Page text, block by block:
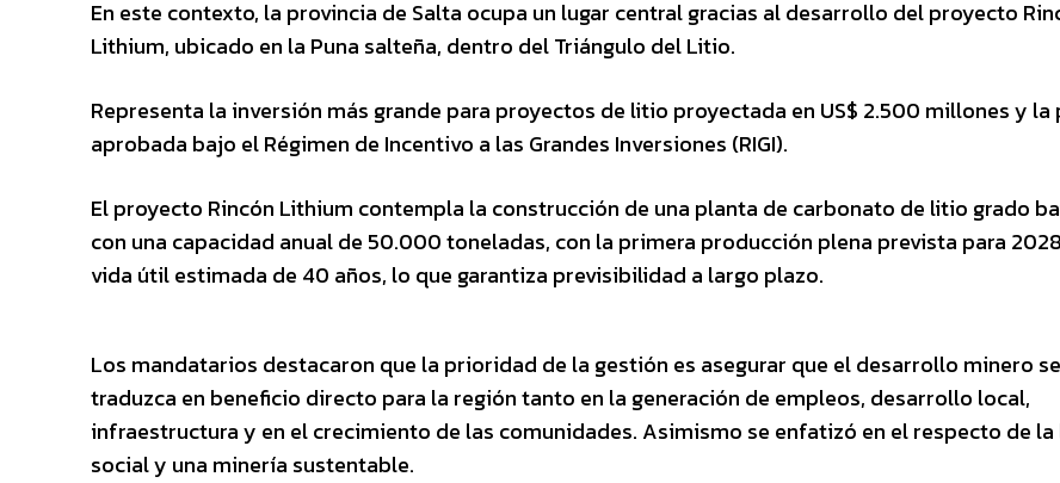
En este contexto, la provincia de Salta ocupa un lugar central gracias al desarrollo del proyecto
Lithium, ubicado en la Puna salteña, dentro del Triángulo del Litio.
Representa la inversión más grande para proyectos de litio proyectada en US$ 2.500 millones y la
aprobada bajo el Régimen de Incentivo a las Grandes Inversiones (RIGI).
El proyecto Rincón Lithium contempla la construcción de una planta de carbonato de litio grado
con una capacidad anual de 50.000 toneladas, con la primera producción plena prevista para
vida útil estimada de 40 años, lo que garantiza previsibilidad a largo plazo.
Los mandatarios destacaron que la prioridad de la gestión es asegurar que el desarrollo minero se
traduzca en beneficio directo para la región tanto en la generación de empleos, desarrollo local,
infraestructura y en el crecimiento de las comunidades. Asimismo se enfatizó en el respecto de la
social y una minería sustentable.